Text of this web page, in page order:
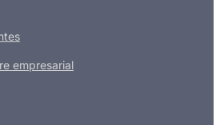
empresarial